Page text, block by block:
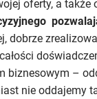
oferty, a
dobrze
biznesowym –
nie oddajemy